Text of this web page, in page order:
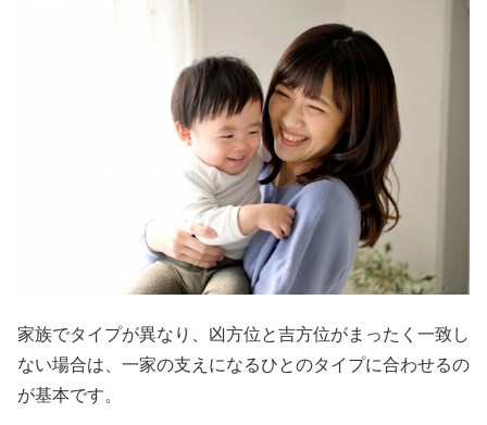
家族でタイプが異なり、凶方位と吉方位がまったく一致し
ない場合は、一家の支えになるひとのタイプに合わせるの
が基本です。